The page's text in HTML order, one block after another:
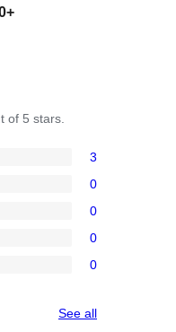
of 5 stars.
3
0
0
0
0
See allreviews